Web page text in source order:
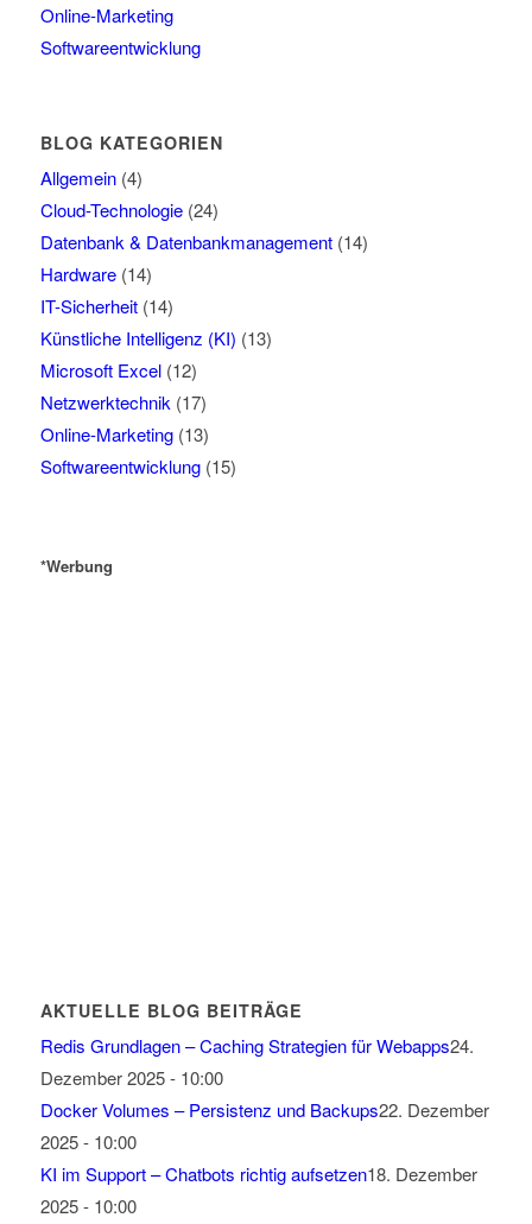
Online-Marketing
Softwareentwicklung
BLOG KATEGORIEN
Allgemein(4)
Cloud-Technologie(24)
Datenbank & Datenbankmanagement(14)
Hardware(14)
IT-Sicherheit(14)
Künstliche Intelligenz (KI) (13)
Microsoft Excel(12)
Netzwerktechnik (17)
Online-Marketing(13)
Softwareentwicklung(15)
*Werbung
AKTUELLE BLOG BEITRÄGE
Redis Grundlagen – Caching Strategien für Webapps24.
Dezember 2025 - 10:00
Docker Volumes – Persistenz und Backups22. Dezember
2025 - 10:00
KI im Support – Chatbots richtig aufsetzen18. Dezember
2025 - 10:00